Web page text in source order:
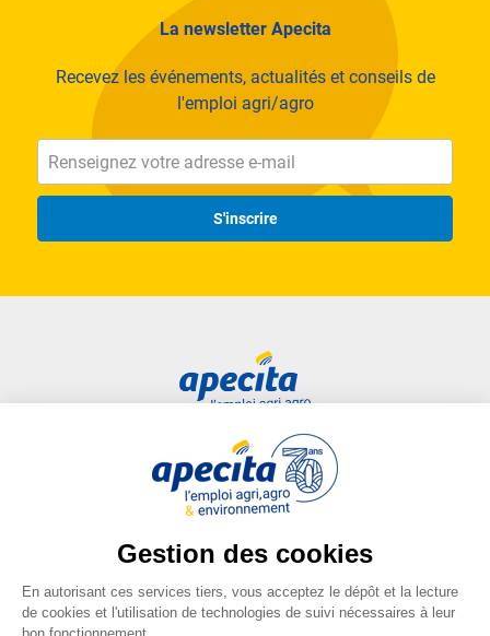
La newsletter Apecita
Recevez les événements, actualités et conseils de
l'emploi agri/agro
S'inscrire
Entreprise
Centre de formation
Liens utiles
Plan du site
FAQ